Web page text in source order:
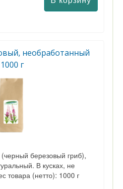
необработанный
1000 г
березовый гриб),
В кусках, не
товара (нетто): 1000 г